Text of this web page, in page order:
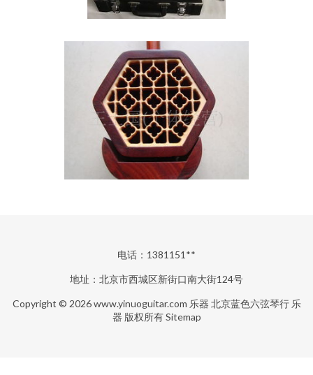
电话：1381151**
地址：北京市西城区新街口南大街124号
Copyright © 2026www.yinuoguitar.com 乐器 北京蓝色六弦琴行 乐
器 版权所有Sitemap